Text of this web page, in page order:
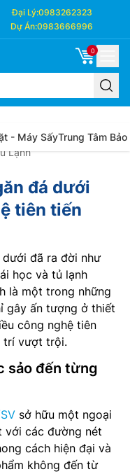
Đại Lý:0983262323
Dự Án:0983666996
0
- Máy SấyTrung Tâm Bảo
Lạnh
đá dưới
tiên tiến
đã ra đời như
học và tủ lạnh
là một trong những
gây ấn tượng ở thiết
công nghệ tiên
trí vượt trội.
sảo đến từng
sở hữu một ngoại
với các đường nét
cách hiện đại và
không đến từ